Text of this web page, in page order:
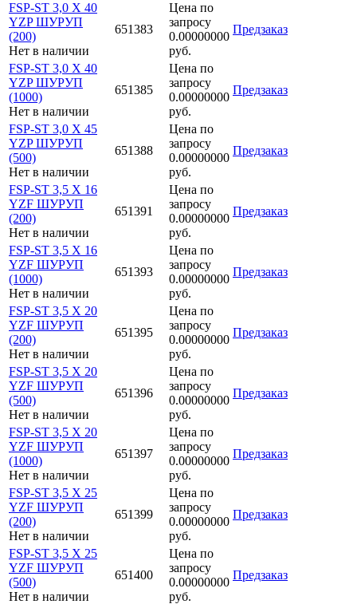
FSP-ST 3,0 X 40
YZP ШУРУП
(200)
Нет в наличии
651383
Цена по
запросу
0.00000000
руб.
Предзаказ
FSP-ST 3,0 X 40
YZP ШУРУП
(1000)
Нет в наличии
651385
Цена по
запросу
0.00000000
руб.
Предзаказ
FSP-ST 3,0 X 45
YZP ШУРУП
(500)
Нет в наличии
651388
Цена по
запросу
0.00000000
руб.
Предзаказ
FSP-ST 3,5 X 16
YZF ШУРУП
(200)
Нет в наличии
651391
Цена по
запросу
0.00000000
руб.
Предзаказ
FSP-ST 3,5 X 16
YZF ШУРУП
(1000)
Нет в наличии
651393
Цена по
запросу
0.00000000
руб.
Предзаказ
FSP-ST 3,5 X 20
YZF ШУРУП
(200)
Нет в наличии
651395
Цена по
запросу
0.00000000
руб.
Предзаказ
FSP-ST 3,5 X 20
YZF ШУРУП
(500)
Нет в наличии
651396
Цена по
запросу
0.00000000
руб.
Предзаказ
FSP-ST 3,5 X 20
YZF ШУРУП
(1000)
Нет в наличии
651397
Цена по
запросу
0.00000000
руб.
Предзаказ
FSP-ST 3,5 X 25
YZF ШУРУП
(200)
Нет в наличии
651399
Цена по
запросу
0.00000000
руб.
Предзаказ
FSP-ST 3,5 X 25
YZF ШУРУП
(500)
Нет в наличии
651400
Цена по
запросу
0.00000000
руб.
Предзаказ